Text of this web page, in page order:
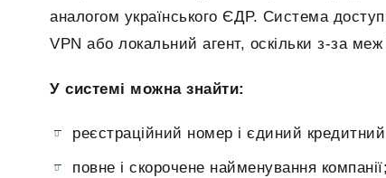
аналогом українського ЄДР. Система
VPN або локальний агент, оскільки з-за
У системі можна знайти:
реєстраційний номер і єдиний
повне і скорочене найменування компанії;